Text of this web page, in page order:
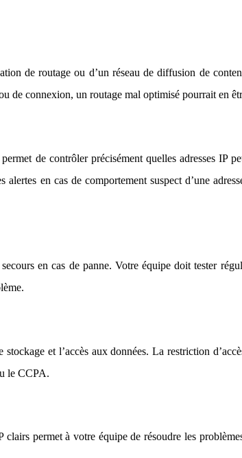
de routage ou d’un réseau de diffusion de
de connexion, un routage mal optimisé pourrait en
de contrôler précisément quelles adresses IP
en cas de comportement suspect d’une
en cas de panne. Votre équipe doit tester
et l’accès aux données. La restriction
le CCPA.
permet à votre équipe de résoudre les